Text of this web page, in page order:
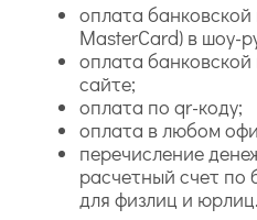
оплата
MasterCard) в шоу-
оплата
сайте;
оплата по qr-коду;
оплата в любом
перечисление
расчетный счет по
для физлиц и юрлиц.